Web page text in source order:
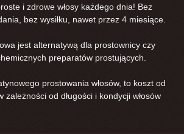
i zdrowe włosy każdego dnia! Bez
bez wysiłku, nawet przez 4 miesiące.
jest alternatywą dla prostownicy czy
preparatów prostujących.
prostowania włosów, to koszt od
zależności od długości i kondycji włosów